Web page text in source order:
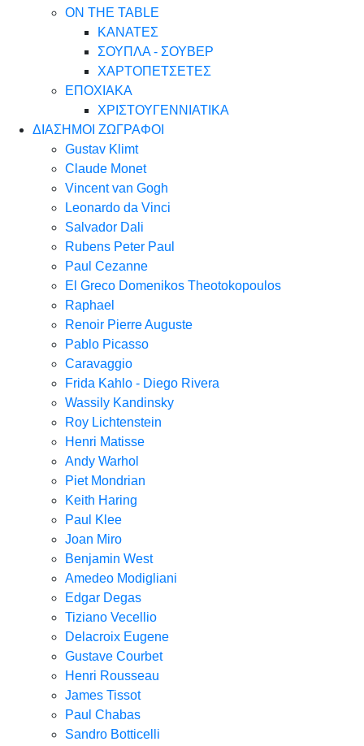
ON THE TABLE
ΚΑΝΑΤΕΣ
ΣΟΥΠΛΑ - ΣΟΥΒΕΡ
ΧΑΡΤΟΠΕΤΣΕΤΕΣ
ΕΠΟΧΙΑΚΑ
ΧΡΙΣΤΟΥΓΕΝΝΙΑΤΙΚΑ
ΔΙΑΣΗΜΟΙ ΖΩΓΡΑΦΟΙ
Gustav Klimt
Claude Monet
Vincent van Gogh
Leonardo da Vinci
Salvador Dali
Rubens Peter Paul
Paul Cezanne
El Greco Domenikos Theotokopoulos
Raphael
Renoir Pierre Auguste
Pablo Picasso
Caravaggio
Frida Kahlo - Diego Rivera
Wassily Kandinsky
Roy Lichtenstein
Henri Matisse
Andy Warhol
Piet Mondrian
Keith Haring
Paul Klee
Joan Miro
Benjamin West
Amedeo Modigliani
Edgar Degas
Tiziano Vecellio
Delacroix Eugene
Gustave Courbet
Henri Rousseau
James Tissot
Paul Chabas
Sandro Botticelli